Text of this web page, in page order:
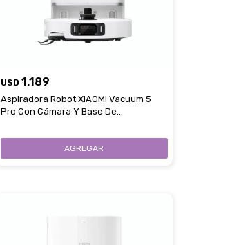
USD 1.189
Aspiradora Robot XIAOMI Vacuum 5
Pro Con Cámara Y Base De